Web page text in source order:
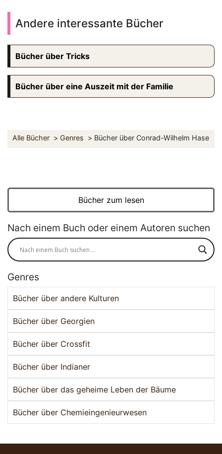
Andere interessante Bücher
Bücher über Tricks
Bücher über eine Auszeit mit der Familie
Alle Bücher Genres Bücher über Conrad-Wilhelm Hase
Bücher zum lesen
Nach einem Buch oder einem Autoren suchen
Genres
Bücher über andere Kulturen
Bücher über Georgien
Bücher über Crossfit
Bücher über Indianer
Bücher über das geheime Leben der Bäume
Bücher über Chemieingenieurwesen